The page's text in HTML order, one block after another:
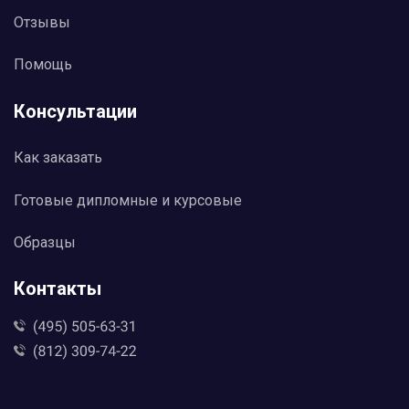
Отзывы
Помощь
Консультации
Как заказать
Готовые дипломные и курсовые
Образцы
Контакты